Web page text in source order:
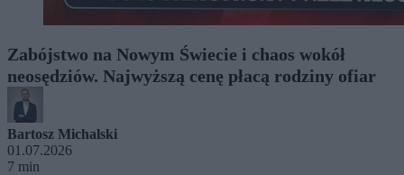
Zabójstwo na Nowym Świecie i chaos wokół
neosędziów. Najwyższą cenę płacą rodziny ofiar
Bartosz Michalski
01.07.2026
7 min